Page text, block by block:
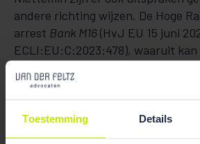
Toestemming Details
andere richting wijzen. De Hoge
arrest Bank M16(HvJ EU 15 juni
ECLI:EU:C:2023:478), waaruit
dat het ook niet is toegestaan om
een oneerlijk beding terug te